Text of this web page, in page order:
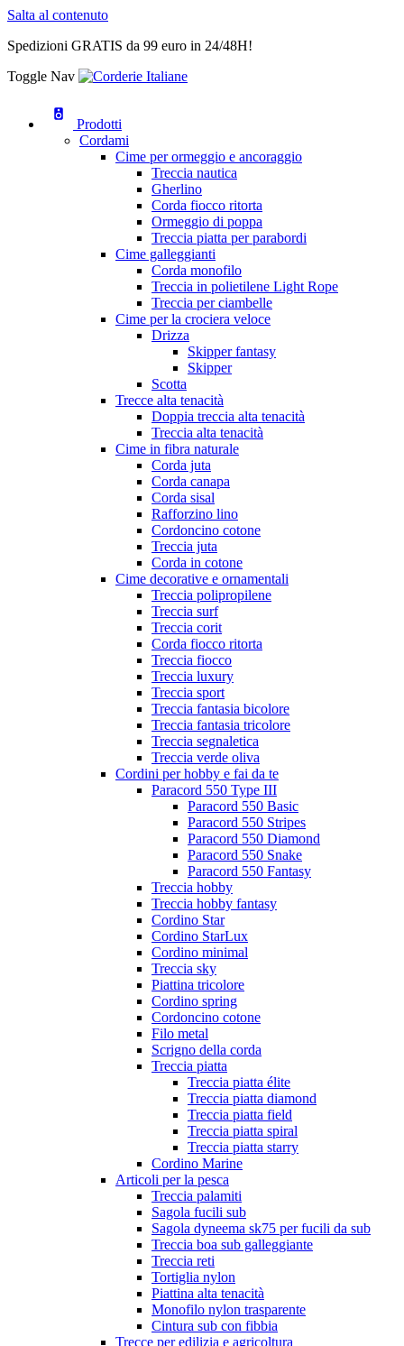
Salta al contenuto
Spedizioni GRATIS da 99 euro in 24/48H!
Toggle Nav
Prodotti
Cordami
Cime per ormeggio e ancoraggio
Treccia nautica
Gherlino
Corda fiocco ritorta
Ormeggio di poppa
Treccia piatta per parabordi
Cime galleggianti
Corda monofilo
Treccia in polietilene Light Rope
Treccia per ciambelle
Cime per la crociera veloce
Drizza
Skipper fantasy
Skipper
Scotta
Trecce alta tenacità
Doppia treccia alta tenacità
Treccia alta tenacità
Cime in fibra naturale
Corda juta
Corda canapa
Corda sisal
Rafforzino lino
Cordoncino cotone
Treccia juta
Corda in cotone
Cime decorative e ornamentali
Treccia polipropilene
Treccia surf
Treccia corit
Corda fiocco ritorta
Treccia fiocco
Treccia luxury
Treccia sport
Treccia fantasia bicolore
Treccia fantasia tricolore
Treccia segnaletica
Treccia verde oliva
Cordini per hobby e fai da te
Paracord 550 Type III
Paracord 550 Basic
Paracord 550 Stripes
Paracord 550 Diamond
Paracord 550 Snake
Paracord 550 Fantasy
Treccia hobby
Treccia hobby fantasy
Cordino Star
Cordino StarLux
Cordino minimal
Treccia sky
Piattina tricolore
Cordino spring
Cordoncino cotone
Filo metal
Scrigno della corda
Treccia piatta
Treccia piatta élite
Treccia piatta diamond
Treccia piatta field
Treccia piatta spiral
Treccia piatta starry
Cordino Marine
Articoli per la pesca
Treccia palamiti
Sagola fucili sub
Sagola dyneema sk75 per fucili da sub
Treccia boa sub galleggiante
Treccia reti
Tortiglia nylon
Piattina alta tenacità
Monofilo nylon trasparente
Cintura sub con fibbia
Trecce per edilizia e agricoltura